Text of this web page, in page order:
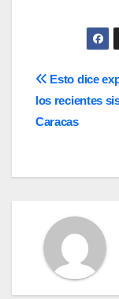
de
Esto dice
los recientes
Caracas